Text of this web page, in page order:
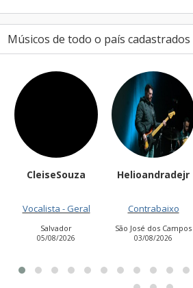
Músicos de todo o país cadastrados
CleiseSouza
Vocalista - Geral
Salvador
05/08/2026
Helioandradejr
Contrabaixo
São José dos Campos
03/08/2026